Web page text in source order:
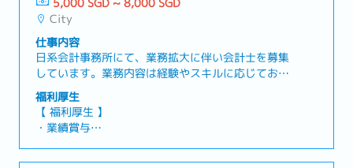
補助、ドキュメント整理・税務・会計ソフトを使用
した入力・チェック・チーム（会計士・税務マネー
ジャー）へのレポート業務
5,000 SGD ~ 8,000 SGD
City
仕事内容
日系会計事務所にて、業務拡大に伴い会計士を募集
しています。業務内容は経験やスキルに応じてお任
せいたします。本ポジションでは、担当クライアン
トのアカウントマネージャーとして幅広い業務を担
っていただきます。月次・年次決算を含むフルセッ
ト会計、帳簿作成、監査対応、法人税・個人所得税
の申告業務など、会計業務全般を一貫して担当して
福利厚生
【 福利厚生 】
・業績賞与
・病気休暇：年14日